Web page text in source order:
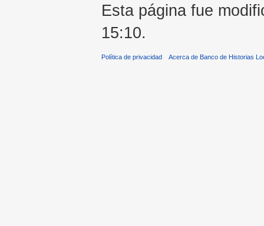
Esta página fue
15:10.
Política de privacidad Acerca de Banco de Historias